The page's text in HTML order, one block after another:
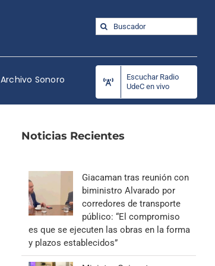
Buscar:
Archivo Sonoro
Escuchar Radio
UdeC en vivo
Noticias Recientes
Giacaman tras reunión con
biministro Alvarado por
corredores de transporte
público: “El compromiso
es que se ejecuten las obras en la forma
y plazos establecidos”